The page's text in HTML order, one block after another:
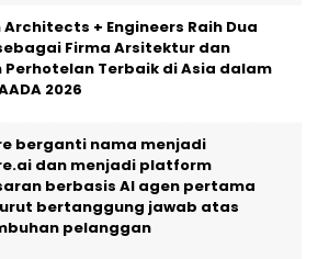
Architects + Engineers Raih Dua
Firma Arsitektur dan
Perhotelan Terbaik di Asia dalam
2026
berganti nama menjadi
dan menjadi platform
berbasis AI agen pertama
bertanggung jawab atas
pelanggan